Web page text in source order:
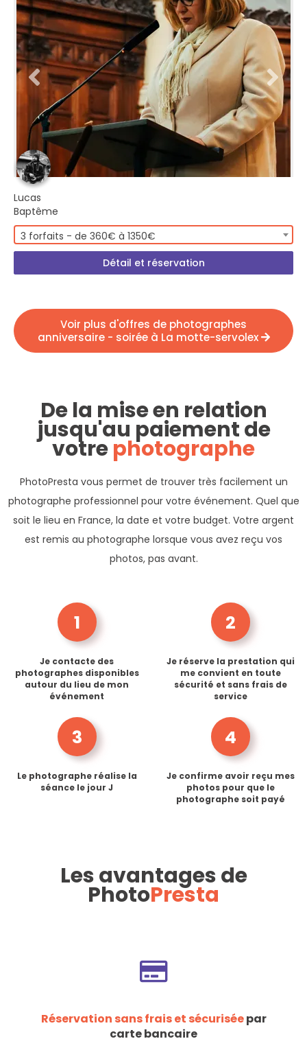
Lucas
Baptême
3 forfaits - de 360€ à 1350€
Détail et réservation
Voir plus d'offres de photographes
anniversaire - soirée à La motte-servolex
De la mise en relation
jusqu'au paiement de
votrephotographe
PhotoPresta vous permet de trouver très facilement un
photographe professionnel pour votre événement. Quel que
soit le lieu en France, la date et votre budget. Votre argent
est remis au photographe lorsque vous avez reçu vos
photos, pas avant.
1
Je contacte des
photographes disponibles
autour du lieu de mon
événement
2
Je réserve la prestation qui
me convient en toute
sécurité et sans frais de
service
3
Le photographe réalise la
séance le jour J
4
Je confirme avoir reçu mes
photos pour que le
photographe soit payé
Les avantages de
PhotoPresta
Réservation sans frais et sécuriséepar
carte bancaire